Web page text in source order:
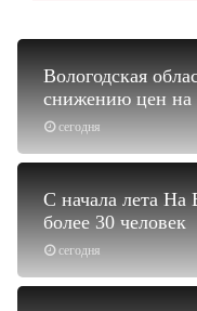
сегодня
Вологодская
снижению цен на
сегодня
С начала лета На
более 30 человек